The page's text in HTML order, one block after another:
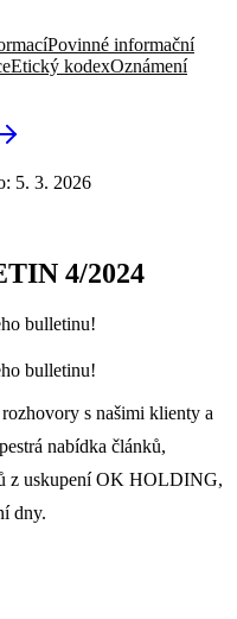
Povinné informační
Etický kodexOznámení
: 5. 3. 2026
4/2024
bulletinu!
bulletinu!
s našimi klienty a
nabídka článků,
z uskupení OK HOLDING,
dny.